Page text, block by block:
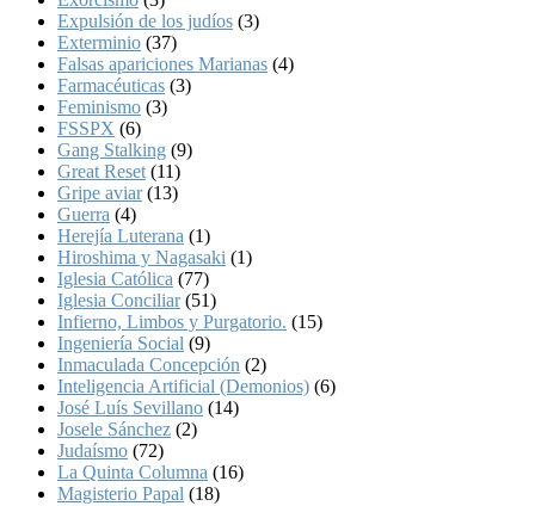
Expulsión de los judíos (3)
Exterminio (37)
Falsas apariciones Marianas (4)
Farmacéuticas (3)
Feminismo (3)
FSSPX (6)
Gang Stalking (9)
Great Reset (11)
Gripe aviar(13)
Guerra (4)
Herejía Luterana (1)
Hiroshima y Nagasaki (1)
Iglesia Católica (77)
Iglesia Conciliar(51)
Infierno, Limbos y Purgatorio. (15)
Ingeniería Social (9)
Inmaculada Concepción (2)
Inteligencia Artificial (Demonios) (6)
José Luís Sevillano (14)
Josele Sánchez (2)
Judaísmo (72)
La Quinta Columna (16)
Magisterio Papal (18)